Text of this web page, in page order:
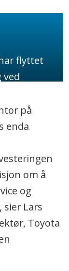
flyttet
ved
og
til
på
enda
om å
og
Lars
Toyota